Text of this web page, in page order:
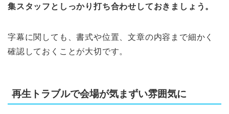
集スタッフとしっかり打ち合わせしておきましょう。
字幕に関しても、書式や位置、文章の内容まで細かく
確認しておくことが大切です。
再生トラブルで会場が気まずい雰囲気に